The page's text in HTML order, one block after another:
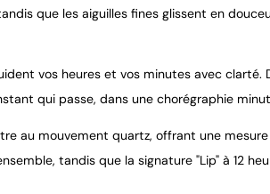
que les aiguilles fines glissent en
vos heures et vos minutes avec clarté.
qui passe, dans une chorégraphie
au mouvement quartz, offrant une
tandis que la signature "Lip" à 12